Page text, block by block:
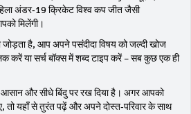
अंडर‑19 क्रिकेट विश्व कप जीत जैसी
मिलेंगी।
जोड़ता है, आप अपने पसंदीदा विषय को जल्दी खोज
या सर्च बॉक्स में शब्द टाइप करें – सब कुछ एक ही
और सीधे बिंदु पर रख दिया है। अगर आपको
तो यहाँ से तुरंत पढ़ें और अपने दोस्त‑परिवार के साथ